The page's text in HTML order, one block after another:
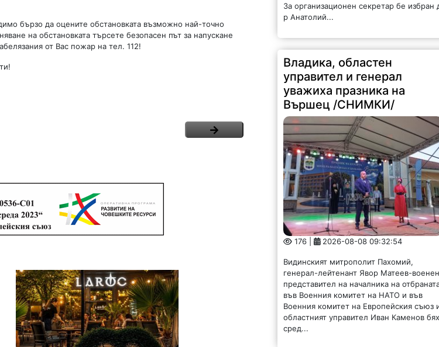
бързо да оцените обстановката възможно най-точно
на обстановката търсете безопасен път за напускане
от Вас пожар на тел. 112!
За организационен секретар бе избран
р Анатолий...
Владика, областен
управител и генерал
уважиха празника на
Вършец /СНИМКИ/
176 | 2026-08-08 09:32:54
Видинският митрополит Пахомий,
генерал-лейтенант Явор Матеев-
представител на началника на
във Военния комитет на НАТО и във
Военния комитет на Европейския съюз
областният управител Иван Каменов
сред...